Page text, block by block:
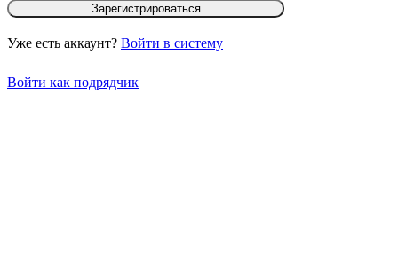
Зарегистрироваться
Уже есть аккаунт? Войти в систему
Войти как подрядчик